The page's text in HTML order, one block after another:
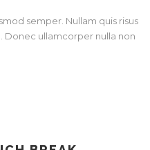
semper. Nullam quis risus
Donec ullamcorper nulla non